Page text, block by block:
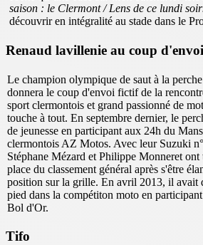
saison : le Clermont / Lens de ce lundi
découvrir en intégralité au stade dans le
Renaud lavillenie au coup d'envoi
Le champion olympique de saut à la
donnera le coup d'envoi fictif de la
sport clermontois et grand passionné de
touche à tout. En septembre dernier, le
de jeunesse en participant aux 24h du
clermontois AZ Motos. Avec leur Suzuki
Stéphane Mézard et Philippe Monneret ont
place du classement général après s'être
position sur la grille. En avril 2013, il avait
pied dans la compétiton moto en
Bol d'Or.
Tifo